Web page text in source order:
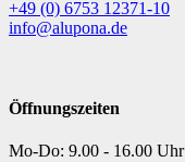
+49 (0) 6753 12371-10
info@alupona.de
Öffnungszeiten
Mo-Do: 9.00 - 16.00 Uhr